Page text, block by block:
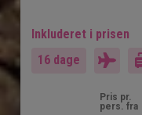
Inkluderet i prisen
16 dage
Pris pr.
pers. fra